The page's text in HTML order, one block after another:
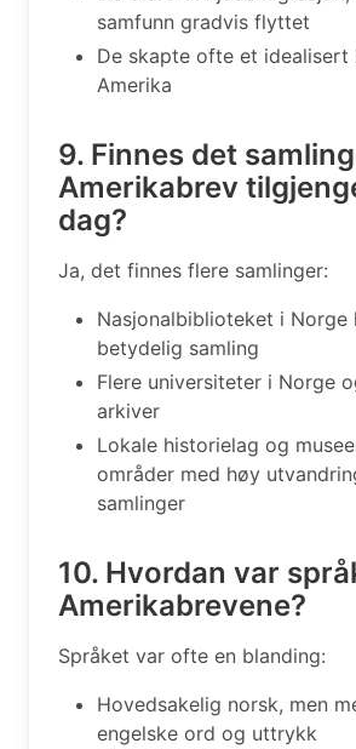
samfunn gradvis flyttet
De skapte ofte et idealisert
Amerika
9. Finnes det
Amerikabrev
dag?
Ja, det finnes flere samlinger:
Nasjonalbiblioteket i Norge
betydelig samling
Flere universiteter i Norge
arkiver
Lokale historielag og
områder med høy
samlinger
10. Hvordan var
Amerikabrevene?
Språket var ofte en blanding:
Hovedsakelig norsk, men
engelske ord og uttrykk